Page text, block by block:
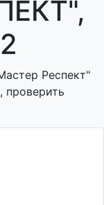
Респект"
проверить